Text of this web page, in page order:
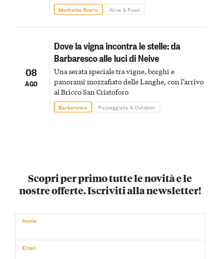
Montaldo Roero Wine & Food
08
AGO
Dove la vigna incontra le stelle: da
Barbaresco alle luci di Neive
Una serata speciale tra vigne, borghi e
panorami mozzafiato delle Langhe, con l’arrivo
al Bricco San Cristoforo
Barbaresco Passeggiate & Outdoor
Scopri per primo tutte le novità e le
nostre offerte. Iscriviti alla newsletter!
Nome
Email